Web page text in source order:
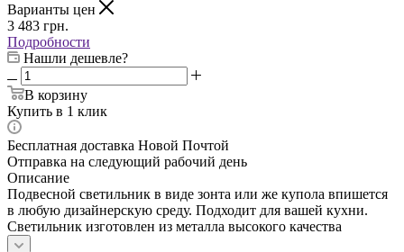
Варианты цен
3 483 грн.
Подробности
Нашли дешевле?
В корзину
Купить в 1 клик
Бесплатная доставка Новой Почтой
Отправка на следующий рабочий день
Описание
Подвесной светильник в виде зонта или же купола впишется
в любую дизайнерскую среду. Подходит для вашей кухни.
Светильник изготовлен из металла высокого качества